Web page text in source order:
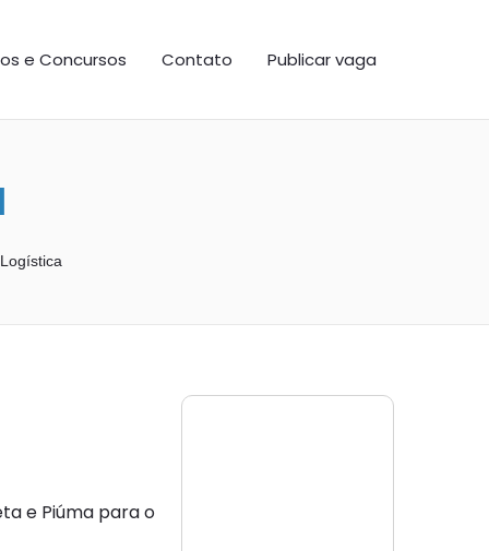
e Concursos Contato Publicar vaga
e Piúma para o